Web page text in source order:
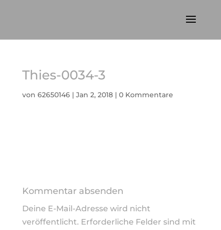
Thies-0034-3
von 62650146| Jan 2, 2018| 0 Kommentare
Kommentar absenden
Deine E-Mail-Adresse wird nicht
veröffentlicht. Erforderliche Felder sind mit